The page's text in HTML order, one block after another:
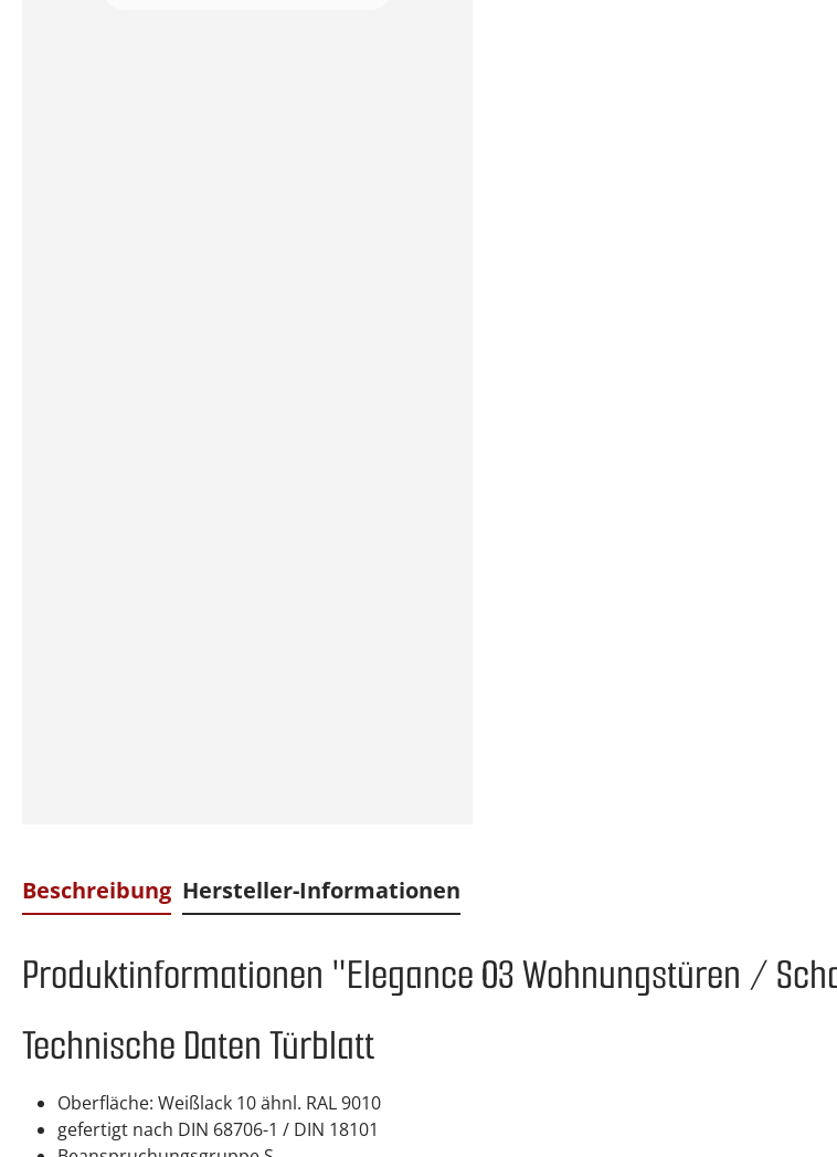
Beschreibung Hersteller-Informationen
Produktinformationen "Elegance 03 Wohnungstüren /
Technische Daten Türblatt
Oberfläche: Weißlack 10 ähnl. RAL 9010
gefertigt nach DIN 68706-1 / DIN 18101